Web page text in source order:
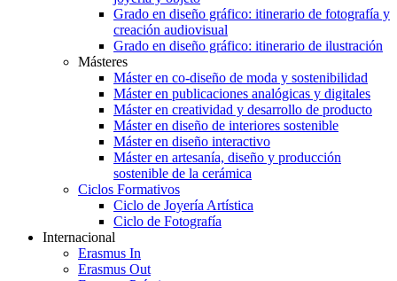
Grado en diseño gráfico: itinerario de fotografía y
creación audiovisual
Grado en diseño gráfico: itinerario de ilustración
Másteres
Máster en co-diseño de moda y sostenibilidad
Máster en publicaciones analógicas y digitales
Máster en creatividad y desarrollo de producto
Máster en diseño de interiores sostenible
Máster en diseño interactivo
Máster en artesanía, diseño y producción
sostenible de la cerámica
Ciclos Formativos
Ciclo de Joyería Artística
Ciclo de Fotografía
Internacional
Erasmus In
Erasmus Out